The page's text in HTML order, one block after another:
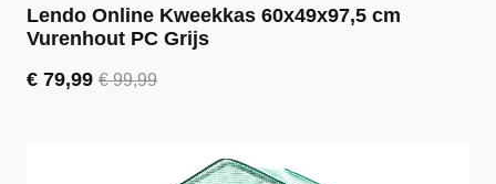
Lendo Online Kweekkas 60x49x97,5 cm
Vurenhout PC Grijs
€99,99
Oorspronkelijke
€ 79,99
Huidige